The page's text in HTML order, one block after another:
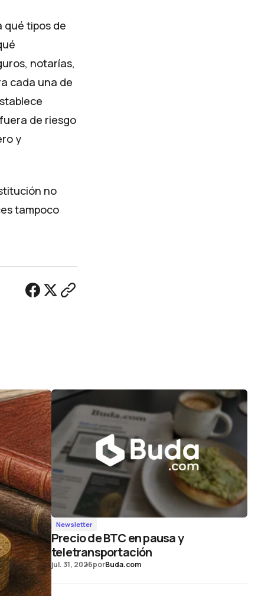
qué tipos de
notarías,
cada una de
de riesgo
y
no
tampoco
Newsletter
Precio de BTC en pausa y
teletransportación
jul. 31, 2026porBuda.com